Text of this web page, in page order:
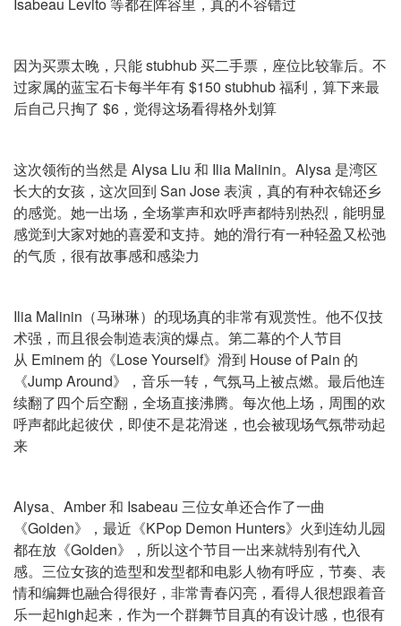
因为买票太晚，只能 stubhub 买二手票，座位比较靠后。不
过家属的蓝宝石卡每半年有 $150 stubhub 福利，算下来最
后自己只掏了 $6，觉得这场看得格外划算
这次领衔的当然是 Alysa Liu 和 Ilia Malinin。Alysa 是湾区
长大的女孩，这次回到 San Jose 表演，真的有种衣锦还乡
的感觉。她一出场，全场掌声和欢呼声都特别热烈，能明显
感觉到大家对她的喜爱和支持。她的滑行有一种轻盈又松弛
的气质，很有故事感和感染力
Ilia Malinin（马琳琳）的现场真的非常有观赏性。他不仅技
术强，而且很会制造表演的爆点。第二幕的个人节目
从 Eminem 的《Lose Yourself》滑到 House of Pain 的
《Jump Around》，音乐一转，气氛马上被点燃。最后他连
续翻了四个后空翻，全场直接沸腾。每次他上场，周围的欢
呼声都此起彼伏，即使不是花滑迷，也会被现场气氛带动起
来
Alysa、Amber 和 Isabeau 三位女单还合作了一曲
《Golden》，最近《KPop Demon Hunters》火到连幼儿园
都在放《Golden》，所以这个节目一出来就特别有代入
感。三位女孩的造型和发型都和电影人物有呼应，节奏、表
情和编舞也融合得很好，非常青春闪亮，看得人很想跟着音
乐一起high起来，作为一个群舞节目真的有设计感，也很有